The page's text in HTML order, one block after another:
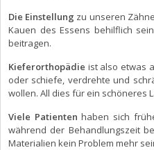
Die Einstellung zu unseren
Kauen des Essens behilflich
beitragen.
Kieferorthopädie ist also etwas
oder schiefe, verdrehte und
wollen. All dies für ein schöneres
Viele Patienten haben sich
während der Behandlungszeit
Materialien kein Problem mehr